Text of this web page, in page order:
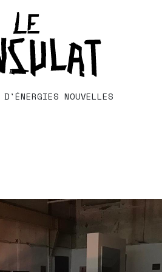
D'ÉNERGIES NOUVELLES